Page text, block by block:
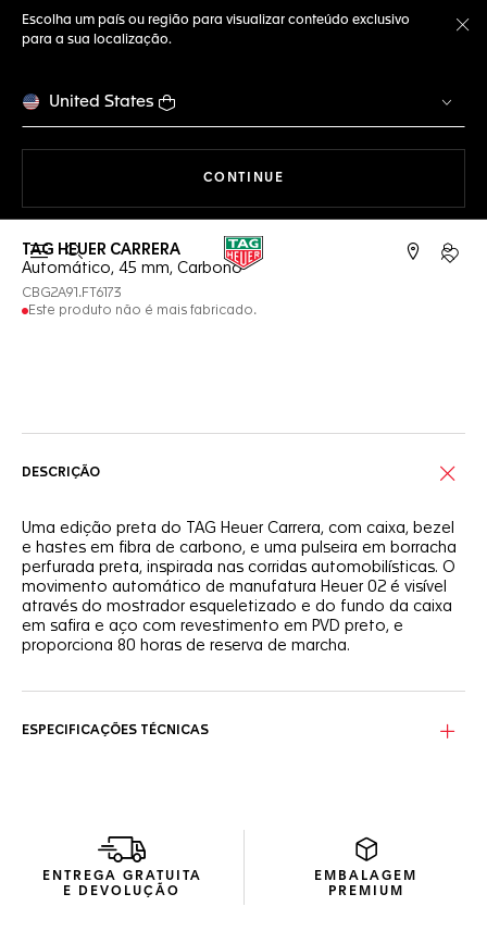
Escolha um país ou região para visualizar conteúdo exclusivo
para a sua localização.
United States
CONTINUE
Abrir a busca Conta
TAG HEUER CARRERA
Automático, 45 mm, Carbono
CBG2A91.FT6173
Este produto não é mais fabricado.
DESCRIÇÃO
Uma edição preta do TAG Heuer Carrera, com caixa, bezel
e hastes em fibra de carbono, e uma pulseira em borracha
perfurada preta, inspirada nas corridas automobilísticas. O
movimento automático de manufatura Heuer 02 é visível
através do mostrador esqueletizado e do fundo da caixa
em safira e aço com revestimento em PVD preto, e
proporciona 80 horas de reserva de marcha.
ESPECIFICAÇÕES TÉCNICAS
ENTREGA GRATUITA
E DEVOLUÇÃO
EMBALAGEM
PREMIUM